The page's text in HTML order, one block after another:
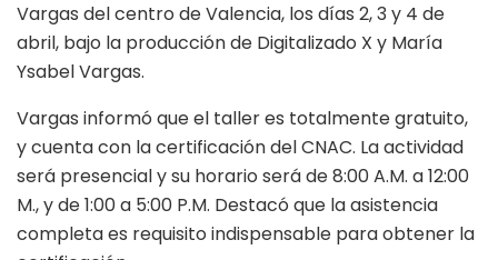
Vargas del centro de Valencia, los días 2, 3 y 4 de
abril, bajo la producción de Digitalizado X y María
Ysabel Vargas.
Vargas informó que el taller es totalmente gratuito,
y cuenta con la certificación del CNAC. La actividad
será presencial y su horario será de 8:00 A.M. a 12:00
M., y de 1:00 a 5:00 P.M. Destacó que la asistencia
completa es requisito indispensable para obtener la